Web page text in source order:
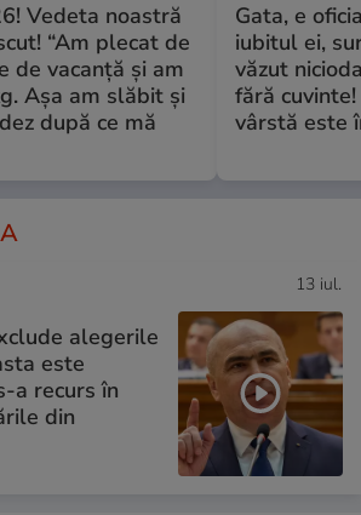
Vedeta noastră
“Am plecat de
de vacanță și am
Așa am slăbit și
după ce mă
Gata, e
iubitul ei,
văzut
fără
vârstă este
13 iul.
alegerile
este
a recurs în
din